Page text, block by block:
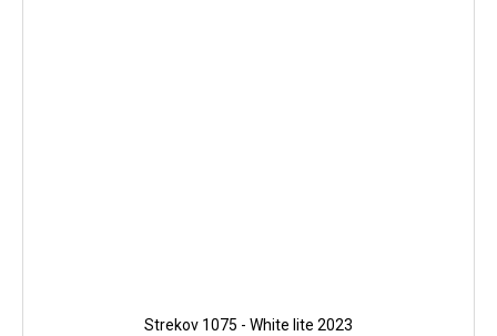
Strekov 1075 - White lite 2023